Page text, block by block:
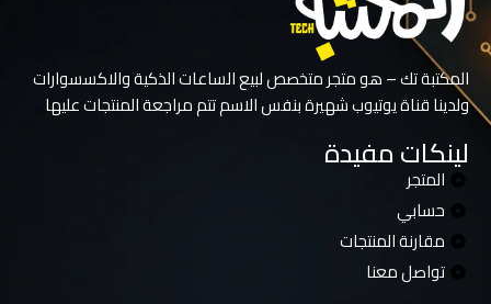
المكتبة تك – هو متجر متخصص لبيع الساعات الذكية والاكسسوارات
ولدينا قناة يوتيوب شهيرة بنفس الاسم تتم مراجعة المنتجات عليها
لينكات مفيدة
المتجر
حسابي
مقارنة المنتجات
تواصل معنا